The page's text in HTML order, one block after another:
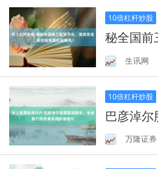
10倍杠杆炒股
秘全国前
安全，助
线！
生讯网
10倍杠杆炒股
巴彦淖尔
业助力投
万隆证券